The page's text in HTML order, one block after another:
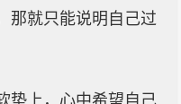
那就只能说明自己过
垫上，心中希望自己